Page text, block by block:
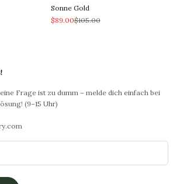
Sonne Gold
REA-pris
$89.00Pris
$105.00
Frage ist zu dumm – melde dich einfach bei
(9–15 Uhr)